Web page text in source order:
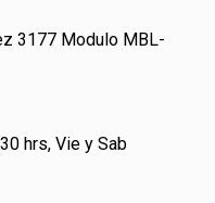
3177 Modulo MBL-
hrs, Vie y Sab